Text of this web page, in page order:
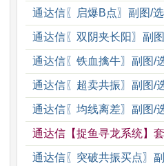
通达信〖启爆B点〗副图/
通达信〖双阴夹长阳〗副
通达信〖铁血擒牛〗副图/
通达信〖超卖共振〗副图/
通达信〖均线离差〗副图/
通达信【捉鱼寻龙系统】
通达信〖突破共振买点〗